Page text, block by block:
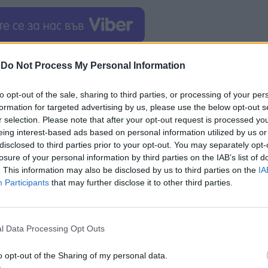
Do Not Process My Personal Information
opt-out of the sale, sharing to third parties, or processing of your
for targeted advertising by us, please use the below opt-out
selection. Please note that after your opt-out request is processed
interest-based ads based on personal information utilized by us
to third parties prior to your opt-out. You may separately
of your personal information by third parties on the IAB’s list of
This information may also be disclosed by us to third parties on the
Participants that may further disclose it to other third parties.
Data Processing Opt Outs
opt-out of the Sharing of my personal data.
д-р Хюн Уен Чонг заяви, че компанията работи
експерименти със системата Fishbrain,
е достъпна за широка аудитория,
отглеждани в лаборатория, които се
сложни връзки, наподобяващи работата на
ефективността на обработката на
да се приложи при разработването нанови
интелектуални системи.
за "минимално жизнеспособен
на мисленето и съзнанието. Според
да се превърнат в пълноценна алтернатива